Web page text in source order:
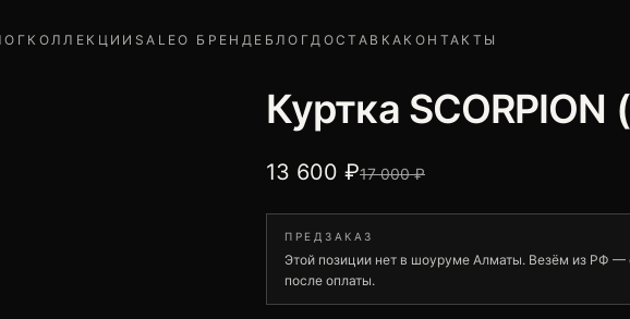
КОЛЛЕКЦИИ SALEО БРЕНДЕ БЛОГДОСТАВКА КОНТАКТЫ
Куртка
13 600 ₽17 000 ₽
ПРЕДЗАКАЗ
Этой позиции нет в шоуруме Алматы. Везём из РФ —
после оплаты.